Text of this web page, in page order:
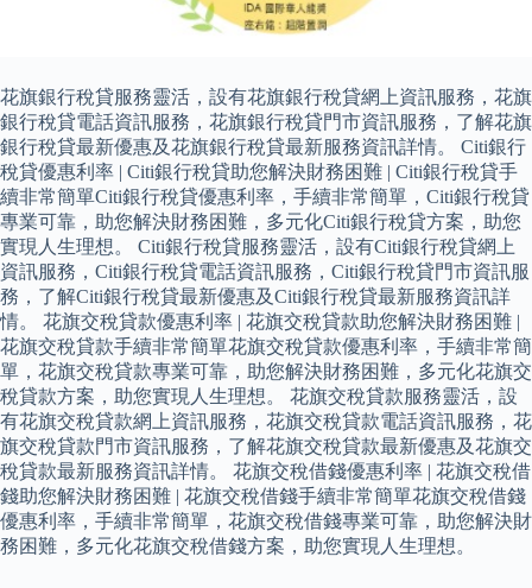
花旗銀行稅貸服務靈活，設有花旗銀行稅貸網上資訊服務，花旗
銀行稅貸電話資訊服務，花旗銀行稅貸門市資訊服務，了解花旗
銀行稅貸最新優惠及花旗銀行稅貸最新服務資訊詳情。 Citi銀行
稅貸優惠利率 | Citi銀行稅貸助您解決財務困難 | Citi銀行稅貸手
續非常簡單Citi銀行稅貸優惠利率，手續非常簡單，Citi銀行稅貸
專業可靠，助您解決財務困難，多元化Citi銀行稅貸方案，助您
實現人生理想。 Citi銀行稅貸服務靈活，設有Citi銀行稅貸網上
資訊服務，Citi銀行稅貸電話資訊服務，Citi銀行稅貸門市資訊服
務，了解Citi銀行稅貸最新優惠及Citi銀行稅貸最新服務資訊詳
情。 花旗交稅貸款優惠利率 | 花旗交稅貸款助您解決財務困難 |
花旗交稅貸款手續非常簡單花旗交稅貸款優惠利率，手續非常簡
單，花旗交稅貸款專業可靠，助您解決財務困難，多元化花旗交
稅貸款方案，助您實現人生理想。 花旗交稅貸款服務靈活，設
有花旗交稅貸款網上資訊服務，花旗交稅貸款電話資訊服務，花
旗交稅貸款門市資訊服務，了解花旗交稅貸款最新優惠及花旗交
稅貸款最新服務資訊詳情。 花旗交稅借錢優惠利率 | 花旗交稅借
錢助您解決財務困難 | 花旗交稅借錢手續非常簡單花旗交稅借錢
優惠利率，手續非常簡單，花旗交稅借錢專業可靠，助您解決財
務困難，多元化花旗交稅借錢方案，助您實現人生理想。